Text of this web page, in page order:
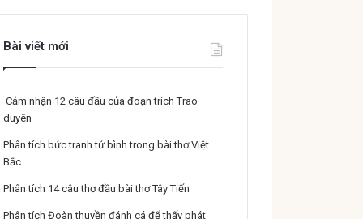
Bài viết mới
Cảm nhận 12 câu đầu của đoạn trích Trao
duyên
Phân tích bức tranh tứ bình trong bài thơ Việt
Bắc
Phân tích 14 câu thơ đầu bài thơ Tây Tiến
Phân tích Đoàn thuyền đánh cá để thấy phát